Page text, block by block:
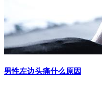
男性左边头痛什么原因